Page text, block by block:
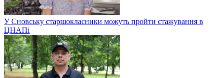
У Сновську старшокласники можуть пройти стажування в
ЦНАПі